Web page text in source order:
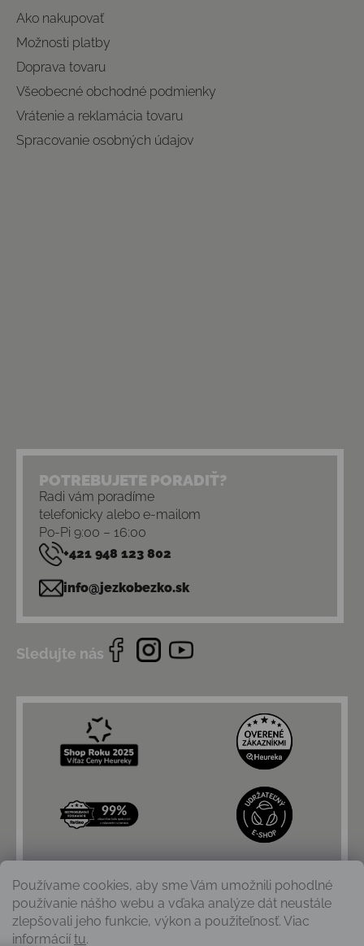
Používame cookies, aby sme Vám umožnili pohodlné
používanie nášho webu a vďaka analýze dát neustále
zlepšovali jeho funkcie, výkon a použiteľnosť. Viac
informácií tu.
Ako nakupovať
Možnosti platby
Doprava tovaru
Všeobecné obchodné podmienky
Vrátenie a reklamácia tovaru
Spracovanie osobných údajov
POTREBUJETE PORADIŤ?
Radi vám poradíme
telefonicky alebo e-mailom
Po-Pi 9:00 – 16:00
+421 948 123 802
info@jezkobezko.sk
Sledujte nás